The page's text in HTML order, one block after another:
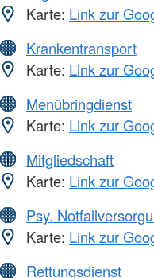
Karte: Link zur
Krankentransport
Karte: Link zur
Menübringdienst
Karte: Link zur
Mitgliedschaft
Karte: Link zur
Psy.
Karte: Link zur
Rettungsdienst